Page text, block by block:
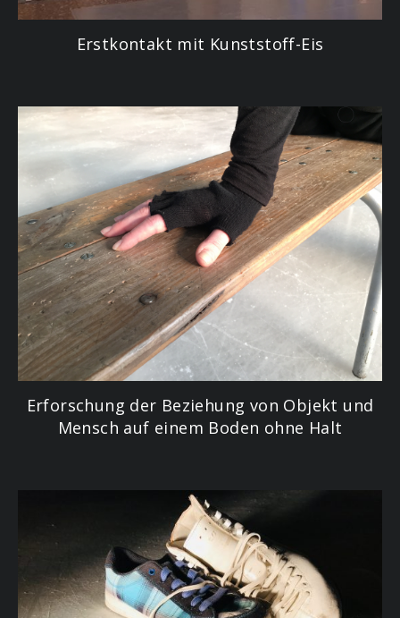
Erstkontakt mit Kunststoff-Eis
Erforschung der Beziehung von Objekt und
Mensch auf einem Boden ohne Halt